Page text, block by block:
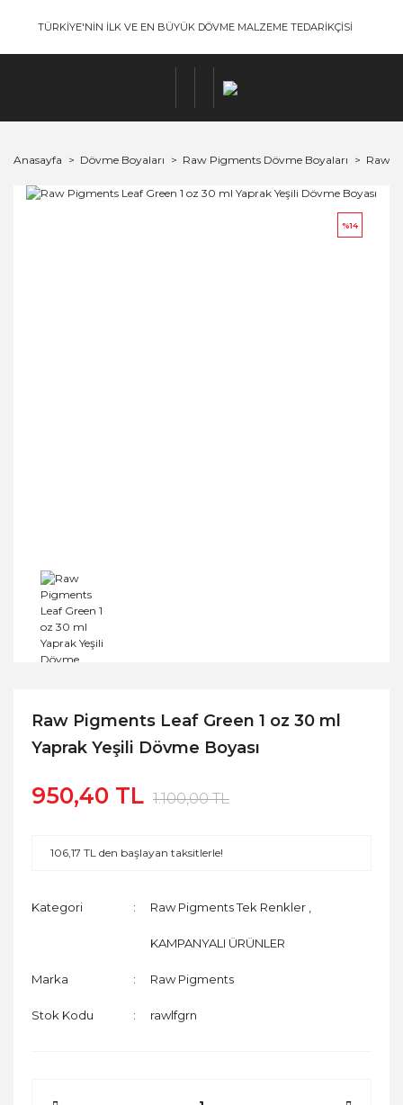
TÜRKİYE'NİN İLK VE EN BÜYÜK DÖVME MALZEME TEDARİKÇİSİ
Anasayfa Dövme Boyaları Raw Pigments Dövme Boyaları Raw
%14
Raw Pigments Leaf Green 1 oz 30 ml
Yaprak Yeşili Dövme Boyası
950,40 TL 1.100,00 TL
106,17 TL den başlayan taksitlerle!
Kategori Raw Pigments Tek Renkler
KAMPANYALI ÜRÜNLER
Marka Raw Pigments
Stok Kodu rawlfgrn